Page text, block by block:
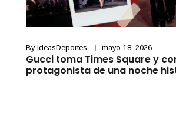
By IdeasDeportes mayo 18, 2026
Gucci toma Times Square y
protagonista de una noche